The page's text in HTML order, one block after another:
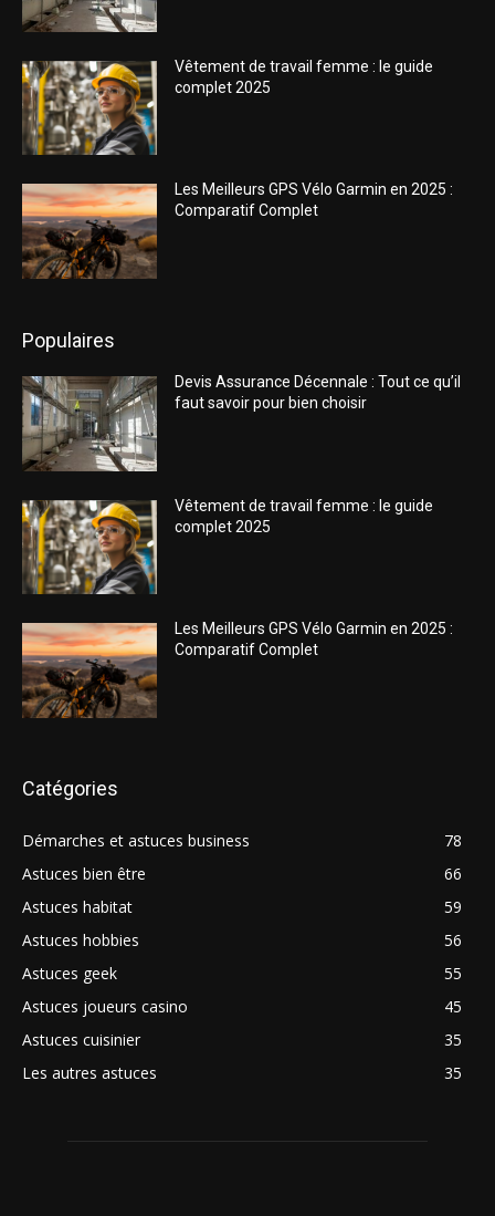
Vêtement de travail femme : le guide
complet 2025
Les Meilleurs GPS Vélo Garmin en 2025 :
Comparatif Complet
Populaires
Devis Assurance Décennale : Tout ce qu’il
faut savoir pour bien choisir
Vêtement de travail femme : le guide
complet 2025
Les Meilleurs GPS Vélo Garmin en 2025 :
Comparatif Complet
Catégories
Démarches et astuces business
78
Astuces bien être
66
Astuces habitat
59
Astuces hobbies
56
Astuces geek
55
Astuces joueurs casino
45
Astuces cuisinier
35
Les autres astuces
35